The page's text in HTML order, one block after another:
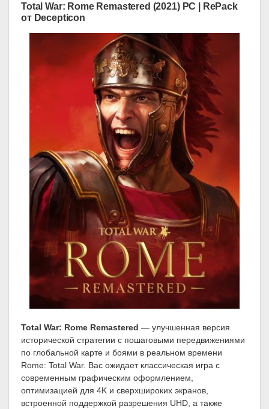
Total War: Rome Remastered (2021) PC | RePack
от Decepticon
Total War: Rome Remastered — улучшенная версия
исторической стратегии с пошаговыми передвижениями
по глобальной карте и боями в реальном времени
Rome: Total War. Вас ожидает классическая игра с
современным графическим оформлением,
оптимизацией для 4K и сверхшироких экранов,
встроенной поддержкой разрешения UHD, а также